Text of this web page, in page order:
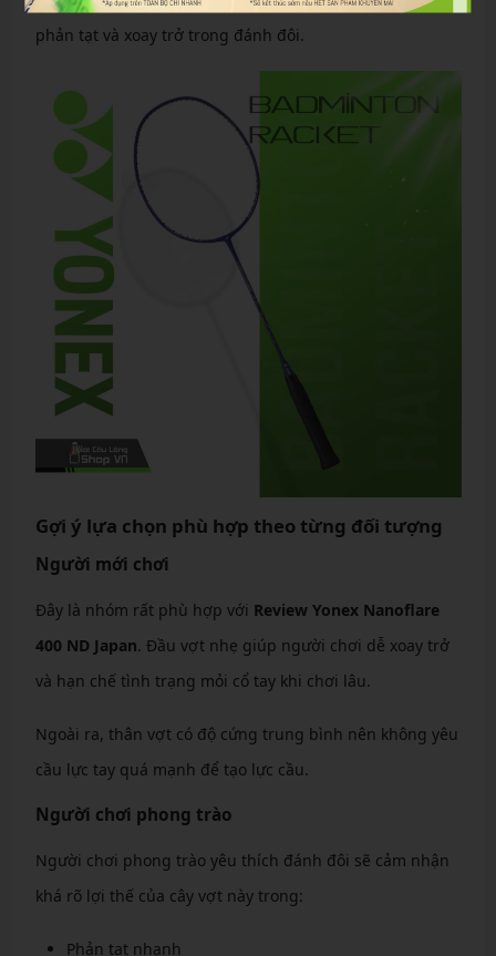
phản tạt và xoay trở trong đánh đôi.
Gợi ý lựa chọn phù hợp theo từng đối tượng
Người mới chơi
Đây là nhóm rất phù hợp với Review Yonex Nanoflare
400 ND Japan. Đầu vợt nhẹ giúp người chơi dễ xoay trở
và hạn chế tình trạng mỏi cổ tay khi chơi lâu.
Ngoài ra, thân vợt có độ cứng trung bình nên không yêu
cầu lực tay quá mạnh để tạo lực cầu.
Người chơi phong trào
Người chơi phong trào yêu thích đánh đôi sẽ cảm nhận
khá rõ lợi thế của cây vợt này trong:
Phản tạt nhanh